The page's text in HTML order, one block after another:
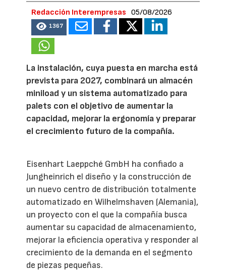
Redacción Interempresas 05/08/2026
1367
La instalación, cuya puesta en marcha está
prevista para 2027, combinará un almacén
miniload y un sistema automatizado para
palets con el objetivo de aumentar la
capacidad, mejorar la ergonomía y preparar
el crecimiento futuro de la compañía.
Eisenhart Laeppché GmbH ha confiado a
Jungheinrich el diseño y la construcción de
un nuevo centro de distribución totalmente
automatizado en Wilhelmshaven (Alemania),
un proyecto con el que la compañía busca
aumentar su capacidad de almacenamiento,
mejorar la eficiencia operativa y responder al
crecimiento de la demanda en el segmento
de piezas pequeñas.